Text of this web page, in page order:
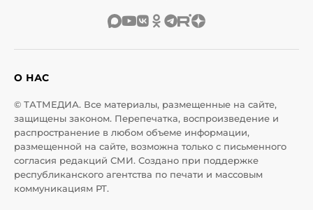
О НАС
© ТАТМЕДИА. Все материалы, размещенные на сайте,
защищены законом. Перепечатка, воспроизведение и
распространение в любом объеме информации,
размещенной на сайте, возможна только с письменного
согласия редакций СМИ. Создано при поддержке
республиканского агентства по печати и массовым
коммуникациям РТ.